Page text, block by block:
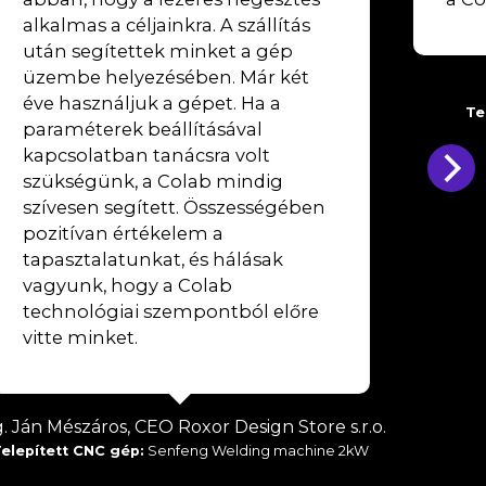
alkalmas a céljainkra. A szállítás
után segítettek minket a gép
üzembe helyezésében. Már két
éve használjuk a gépet. Ha a
paraméterek beállításával
kapcsolatban tanácsra volt
szükségünk, a Colab mindig
szívesen segített. Összességében
pozitívan értékelem a
tapasztalatunkat, és hálásak
vagyunk, hogy a Colab
technológiai szempontból előre
vitte minket.
Ján Mészáros, CEO Roxor Design Store s.r.o.
CNC gép: Senfeng Welding machine 2kW